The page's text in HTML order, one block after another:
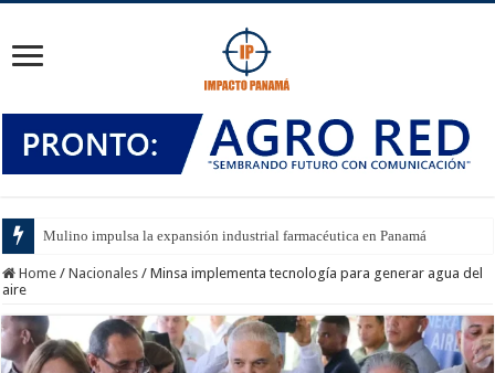
Mulino impulsa la expansión industrial farmacéutica en Panamá
Home / Nacionales / Minsa implementa tecnología para generar agua del
aire